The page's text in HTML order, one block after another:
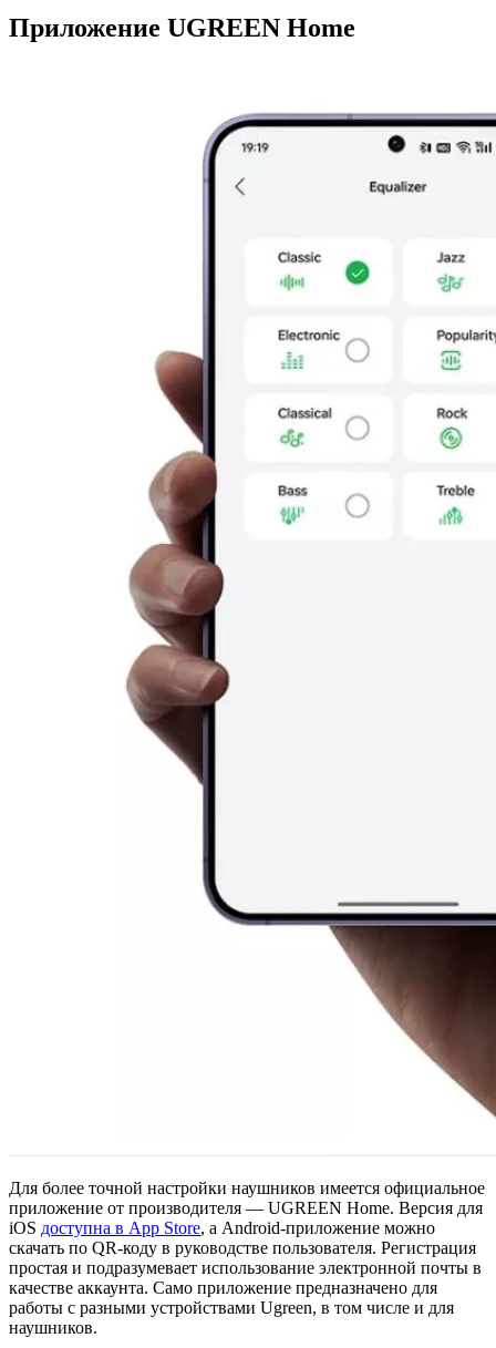
Приложение UGREEN Home
Для более точной настройки наушников имеется официальное
приложение от производителя — UGREEN Home. Версия для
iOS доступна в App Store, а Android-приложение можно
скачать по QR-коду в руководстве пользователя. Регистрация
простая и подразумевает использование электронной почты в
качестве аккаунта. Само приложение предназначено для
работы с разными устройствами Ugreen, в том числе и для
наушников.